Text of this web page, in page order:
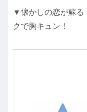
▼懐かしの恋が蘇る
クで胸キュン！